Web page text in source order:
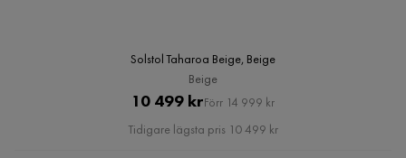
Solstol Taharoa Beige, Beige
Beige
Pris
10 499 krOriginal
Pris
Förr 14 999 kr
Tidigare lägsta pris 10 499 kr